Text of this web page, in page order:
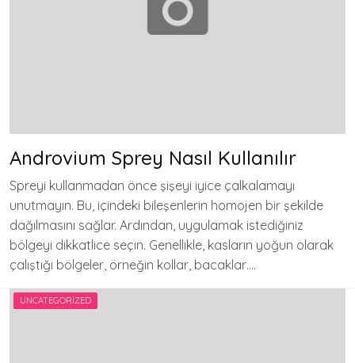
Androvium Sprey Nasıl Kullanılır
Spreyi kullanmadan önce şişeyi iyice çalkalamayı
unutmayın. Bu, içindeki bileşenlerin homojen bir şekilde
dağılmasını sağlar. Ardından, uygulamak istediğiniz
bölgeyi dikkatlice seçin. Genellikle, kasların yoğun olarak
çalıştığı bölgeler, örneğin kollar, bacaklar….
UNCATEGORIZED